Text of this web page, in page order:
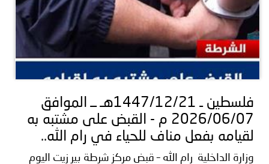
فلسطين ـ 1447/12/21هـ ــ الموافق
2026/06/07 م - القبض على مشتبه به
لقيامه بفعل مناف للحياء في رام الله..
وزارة الداخلية رام الله – قبض مركز شرطة بير زيت اليوم